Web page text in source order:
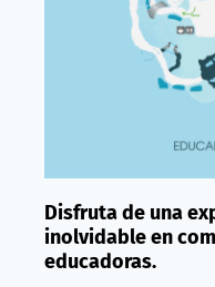
Disfruta de una
inolvidable en
educadoras.